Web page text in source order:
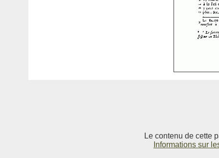
Le contenu de cette
Informations sur